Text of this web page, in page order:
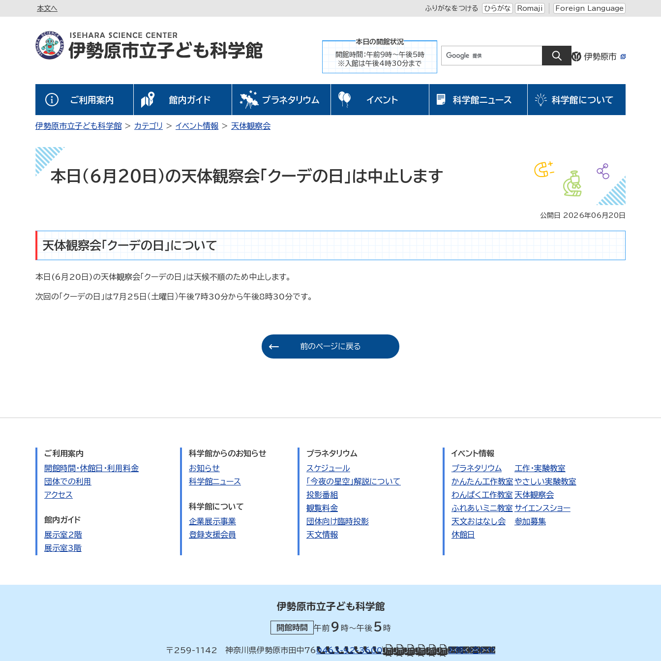
本文へ ふりがなをつける ひらがな Romaji Foreign Language
本日の開館状況
開館時間：午前9時～午後5時
※入館は午後4時30分まで
ご利用案内 館内ガイド プラネタリウム イベント 科学館ニュース 科学館について
伊勢原市立子ども科学館 カテゴリ イベント情報 天体観察会
本日（6月20日）の天体観察会「クーデの日」は中止します
公開日 2026年06月20日
天体観察会「クーデの日」について
本日(6月20日)の天体観察会「クーデの日」は天候不順のため中止します。
次回の「クーデの日」は7月25日（土曜日）午後7時30分から午後8時30分です。
前のページに戻る
ご利用案内
開館時間・休館日・利用料金
団体での利用
アクセス
館内ガイド
展示室2階
展示室3階
科学館からのお知らせ
お知らせ
科学館ニュース
科学館について
企業展示事業
登録支援会員
プラネタリウム
スケジュール
「今夜の星空」解説について
投影番組
観覧料金
団体向け臨時投影
天文情報
イベント情報
プラネタリウム
工作・実験教室
かんたん工作教室やさしい実験教室
わんぱく工作教室 天体観察会
ふれあいミニ教室 サイエンスショー
天文おはなし会
参加募集
休館日
開館時間 午前 9 時～午後 5 時
〒259-1142 神奈川県伊勢原市田中760463-92-36000463-92-3501お問い合わせ